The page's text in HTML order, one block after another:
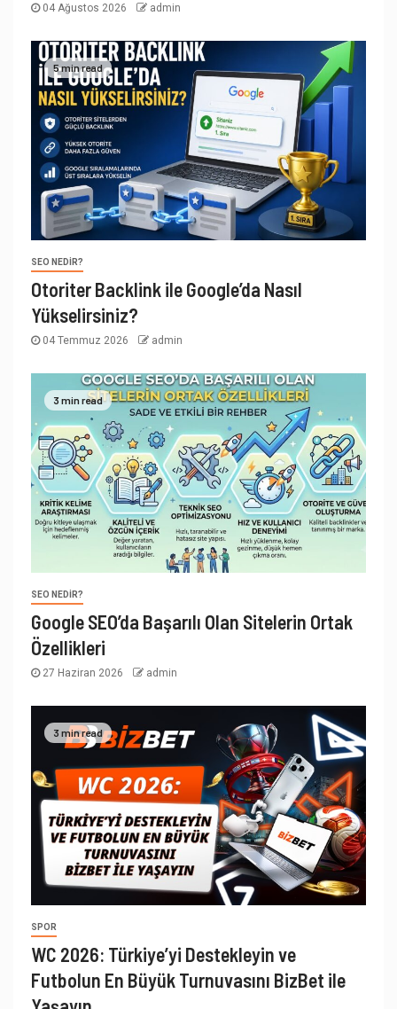
04 Ağustos 2026 admin
5 min read
SEO NEDIR?
Otoriter Backlink ile Google’da Nasıl
Yükselirsiniz?
04 Temmuz 2026 admin
3 min read
SEO NEDIR?
Google SEO’da Başarılı Olan Sitelerin Ortak
Özellikleri
27 Haziran 2026 admin
3 min read
SPOR
WC 2026: Türkiye’yi Destekleyin ve
Futbolun En Büyük Turnuvasını BizBet ile